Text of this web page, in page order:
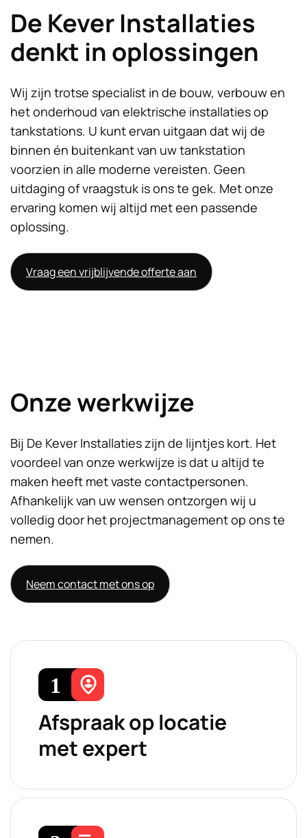
De Kever Installaties
denkt in oplossingen
Wij zijn trotse specialist in de bouw, verbouw en
het onderhoud van elektrische installaties op
tankstations. U kunt ervan uitgaan dat wij de
binnen én buitenkant van uw tankstation
voorzien in alle moderne vereisten. Geen
uitdaging of vraagstuk is ons te gek. Met onze
ervaring komen wij altijd met een passende
oplossing.
Vraag een vrijblijvende offerte aan
Onze werkwijze
Bij De Kever Installaties zijn de lijntjes kort. Het
voordeel van onze werkwijze is dat u altijd te
maken heeft met vaste contactpersonen.
Afhankelijk van uw wensen ontzorgen wij u
volledig door het projectmanagement op ons te
nemen.
Neem contact met ons op
Afspraak op locatie
met expert